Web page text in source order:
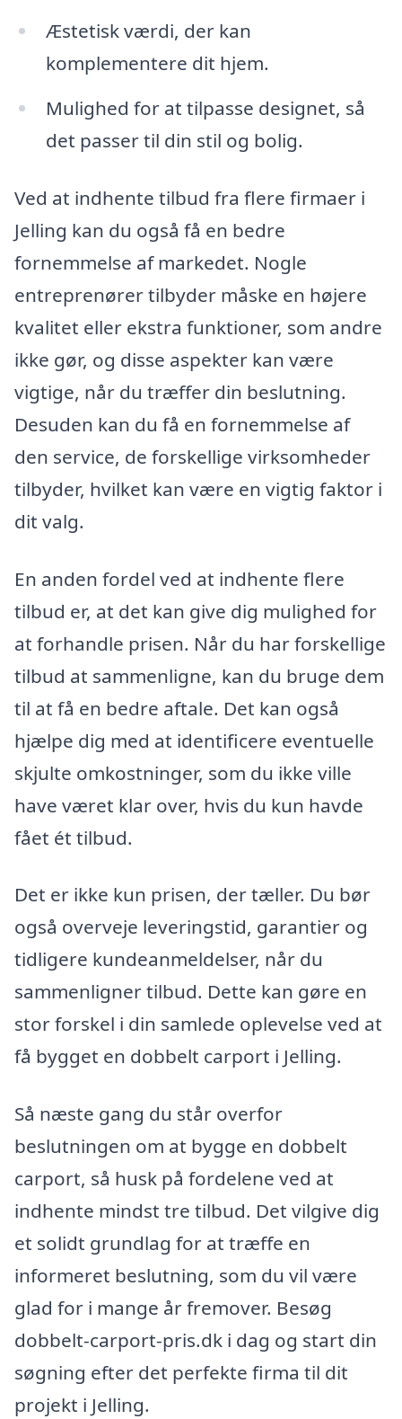
Æstetisk værdi, der kan
komplementere dit hjem.
Mulighed for at tilpasse designet, så
det passer til din stil og bolig.
Ved at indhente tilbud fra flere firmaer i
Jelling kan du også få en bedre
fornemmelse af markedet. Nogle
entreprenører tilbyder måske en højere
kvalitet eller ekstra funktioner, som andre
ikke gør, og disse aspekter kan være
vigtige, når du træffer din beslutning.
Desuden kan du få en fornemmelse af
den service, de forskellige virksomheder
tilbyder, hvilket kan være en vigtig faktor i
dit valg.
En anden fordel ved at indhente flere
tilbud er, at det kan give dig mulighed for
at forhandle prisen. Når du har forskellige
tilbud at sammenligne, kan du bruge dem
til at få en bedre aftale. Det kan også
hjælpe dig med at identificere eventuelle
skjulte omkostninger, som du ikke ville
have været klar over, hvis du kun havde
fået ét tilbud.
Det er ikke kun prisen, der tæller. Du bør
også overveje leveringstid, garantier og
tidligere kundeanmeldelser, når du
sammenligner tilbud. Dette kan gøre en
stor forskel i din samlede oplevelse ved at
få bygget en dobbelt carport i Jelling.
Så næste gang du står overfor
beslutningen om at bygge en dobbelt
carport, så husk på fordelene ved at
indhente mindst tre tilbud. Det vilgive dig
et solidt grundlag for at træffe en
informeret beslutning, som du vil være
glad for i mange år fremover. Besøg
dobbelt-carport-pris.dk i dag og start din
søgning efter det perfekte firma til dit
projekt i Jelling.